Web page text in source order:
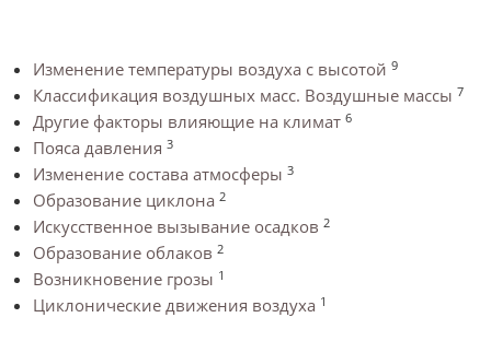
Изменение температуры воздуха с высотой 9
Классификация воздушных масс. Воздушные массы 7
Другие факторы влияющие на климат 6
Пояса давления 3
Изменение состава атмосферы 3
Образование циклона 2
Искусственное вызывание осадков 2
Образование облаков 2
Возникновение грозы 1
Циклонические движения воздуха 1